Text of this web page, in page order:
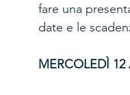
fare una
date e le
MERCOLEDÌ 12